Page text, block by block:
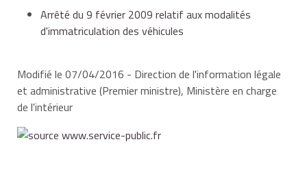
de résidence de son propriétaire.
Arrêté du 9 février 2009 relatif aux modalités
d'immatriculation des véhicules
Modifié le 07/04/2016 - Direction de l'information légale
et administrative (Premier ministre), Ministère en charge
de l'intérieur